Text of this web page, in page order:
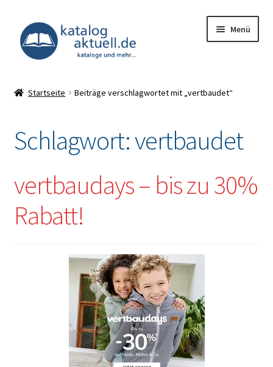
Navigation
springen
Zum
Inhalt
springen
Menü
Infocenter
öffnen
Impressum
Startseite Beiträge verschlagwortet mit „vertbaudet“
Schlagwort:vertbaudet
vertbaudays – bis zu 30%
Rabatt!